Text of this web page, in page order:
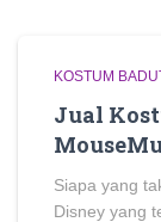
KOSTUM
Jual
Siapa yang
Disney yang